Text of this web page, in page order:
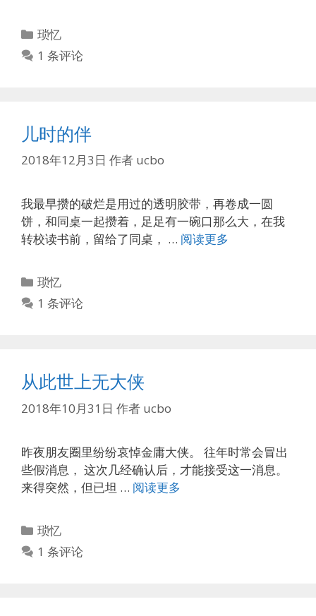
分
类
琐忆
1 条评论
儿时的伴
2018年12月3日 作者 ucbo
我最早攒的破烂是用过的透明胶带，再卷成一圆
饼，和同桌一起攒着，足足有一碗口那么大，在我
转校读书前，留给了同桌， … 阅读更多
分
类
琐忆
1 条评论
从此世上无大侠
2018年10月31日 作者 ucbo
昨夜朋友圈里纷纷哀悼金庸大侠。 往年时常会冒出
些假消息， 这次几经确认后，才能接受这一消息。
来得突然，但已坦 … 阅读更多
分
类
琐忆
1 条评论